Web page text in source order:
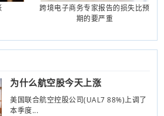
跨境电子商务专家报告的损失比预
期的要严重
为什么航空股今天上涨
美国联合航空控股公司(UAL7 88%)上调了
本季度...